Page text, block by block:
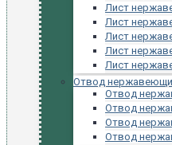
Лист
Лист
Лист
Лист
Лист
Отвод
Отвод
Отвод
Отвод
Отвод